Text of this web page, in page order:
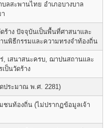
ลสะพานไทย อำเภอบางบาล
ดร้าง ปัจจุบันเป็นพื้นที่ศาสนาและ
พิธีกรรมและความทรงจำท้องถิ่น
เสนาสนะครบ, ฌาปนสถานและ
ป็นวัดร้าง
ประมาณ พ.ศ. 2281)
นท้องถิ่น (ไม่ปรากฏข้อมูลเจ้า